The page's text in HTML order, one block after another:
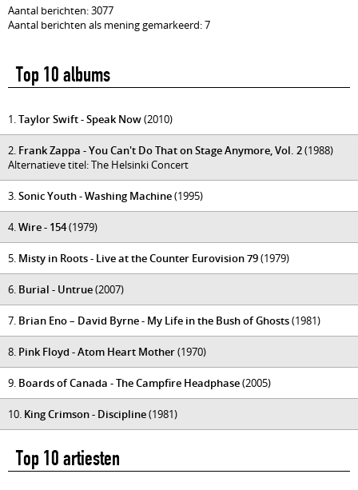
Aantal berichten: 3077
Aantal berichten als mening gemarkeerd: 7
Top 10 albums
1.Taylor Swift - Speak Now(2010)
2. Frank Zappa - You Can't Do That on Stage Anymore, Vol. 2(1988)
Alternatieve titel: The Helsinki Concert
3.Sonic Youth - Washing Machine(1995)
4.Wire - 154(1979)
5. Misty in Roots - Live at the Counter Eurovision 79(1979)
6. Burial - Untrue(2007)
7. Brian Eno – David Byrne - My Life in the Bush of Ghosts(1981)
8. Pink Floyd - Atom Heart Mother(1970)
9. Boards of Canada - The Campfire Headphase(2005)
10. King Crimson - Discipline(1981)
Top 10 artiesten